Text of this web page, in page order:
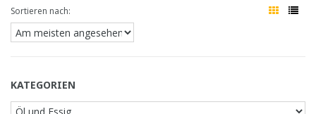
Sortieren nach:
KATEGORIEN